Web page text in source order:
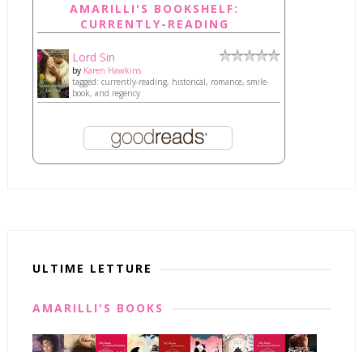
AMARILLI'S BOOKSHELF:
CURRENTLY-READING
Lord Sin
by Karen Hawkins
tagged: currently-reading, historical, romance, smile-
book, and regency
ULTIME LETTURE
AMARILLI'S BOOKS